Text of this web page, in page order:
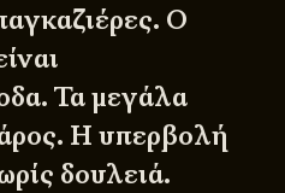
Ο
Τα μεγάλα
Η υπερβολή
δουλειά.